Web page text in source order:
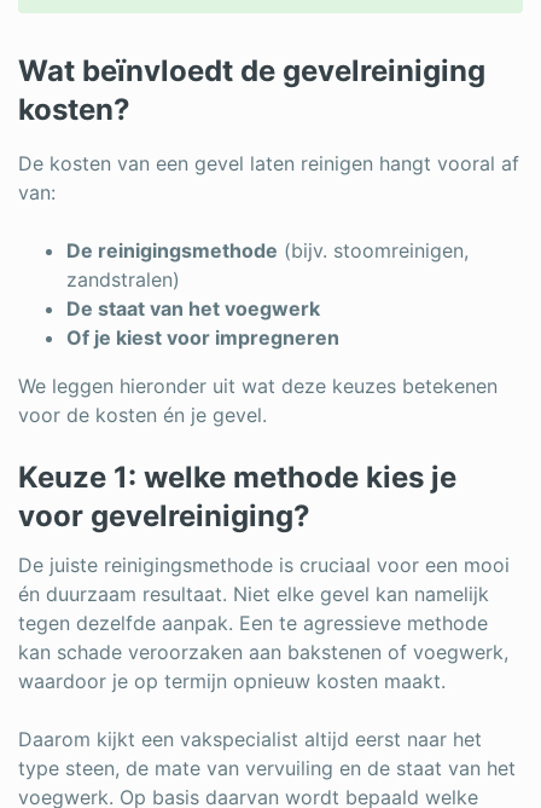
Wat beïnvloedt de gevelreiniging
kosten?
De kosten van een gevel laten reinigen hangt vooral af
van:
De reinigingsmethode (bijv. stoomreinigen,
zandstralen)
De staat van het voegwerk
Of je kiest voor impregneren
We leggen hieronder uit wat deze keuzes betekenen
voor de kosten én je gevel.
Keuze 1: welke methode kies je
voor gevelreiniging?
De juiste reinigingsmethode is cruciaal voor een mooi
én duurzaam resultaat. Niet elke gevel kan namelijk
tegen dezelfde aanpak. Een te agressieve methode
kan schade veroorzaken aan bakstenen of voegwerk,
waardoor je op termijn opnieuw kosten maakt.
Daarom kijkt een vakspecialist altijd eerst naar het
type steen, de mate van vervuiling en de staat van het
voegwerk. Op basis daarvan wordt bepaald welke